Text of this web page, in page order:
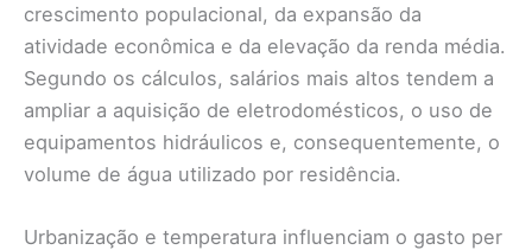
crescimento populacional, da expansão da
atividade econômica e da elevação da renda média.
Segundo os cálculos, salários mais altos tendem a
ampliar a aquisição de eletrodomésticos, o uso de
equipamentos hidráulicos e, consequentemente, o
volume de água utilizado por residência.
Urbanização e temperatura influenciam o gasto per